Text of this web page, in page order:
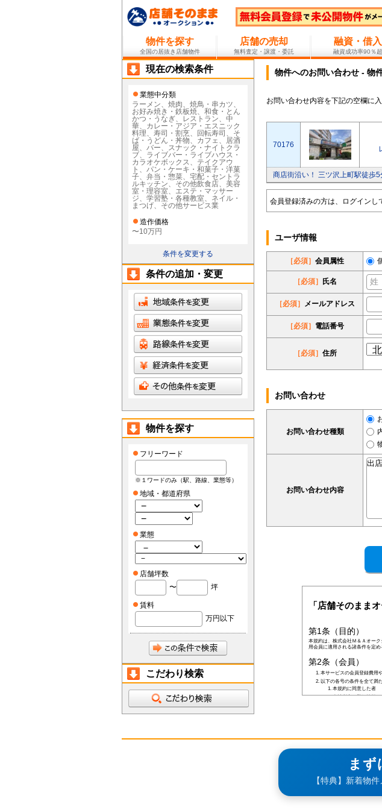
物件を探す
全国の居抜き店舗物件
店舗の売却
無料査定・譲渡・委託
融資・借入
融資成功率90％超
物件へのお問い合わせ - 物
お問い合わせ内容を下記の空欄に
70176
商店街沿い！ 三ツ沢上町駅徒歩
会員登録済みの方は、ログインし
ユーザ情報
［必須］ 会員属性
［必須］ 氏名
［必須］ メールアドレス
［必須］ 電話番号
［必須］ 住所
お問い合わせ
お問い合わせ種類
お問い合わせ内容
「店舗そのまま
第1条（目的）
本規約は、株式会社Ｍ＆Ａオー
用会員に適用される諸条件を定め
第2条（会員）
本サービスの会員登録費用
以下の各号の条件を全て満
本規約に同意した者
当社所定の登録情報
合を除きます)
日本国外に在住の者
当社へ虚偽の事項を報
破産状態もしくはそ
二重に会員登録してい
当社、本サービス、
現在の検索条件
業態中分類
ラーメン、焼肉、焼鳥・串カツ、
お好み焼き・鉄板焼、和食・とん
かつ・うなぎ、レストラン、中
華、カレー・アジア・エスニック
料理、寿司・割烹、回転寿司、そ
ば・うどん・丼物、カフェ、居酒
屋、バー、スナック・ナイトクラ
ブ、ライブバー・ライブハウス・
カラオケボックス、テイクアウ
ト、パン・ケーキ・和菓子・洋菓
子、弁当・惣菜、宅配・セントラ
ルキッチン、その他飲食店、美容
室・理容室、エステ・マッサー
ジ、学習塾・各種教室、ネイル・
まつげ、その他サービス業
造作価格
〜10万円
条件を変更する
条件の追加・変更
物件を探す
フリーワード
※１ワードのみ（駅、路線、業態等）
地域・都道府県
業態
店舗坪数
〜
坪
賃料
万円以下
こだわり検索
まず
【特典】新着物